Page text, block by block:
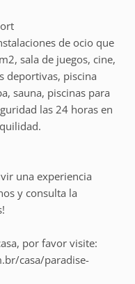
de ocio que
sala de juegos, cine,
deportivas, piscina
sauna, piscinas para
las 24 horas en
una experiencia
y consulta la
por favor visite:
casa/paradise-